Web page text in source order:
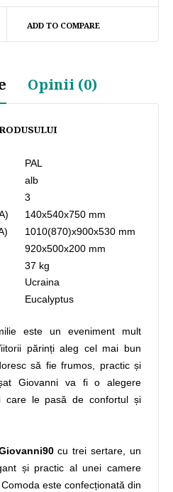
ADD TO COMPARE
Opinii (0)
PAL
alb
3
140х540х750 mm
1010(870)х900х530 mm
920х500х200 mm
37 kg
Ucraina
Eucalyptus
este un eveniment mult
părinți aleg cel mai bun
să fie frumos, practic și
Giovanni va fi o alegere
care le pasă de confortul și
cu trei sertare, un
și practic al unei camere
este confecționată din